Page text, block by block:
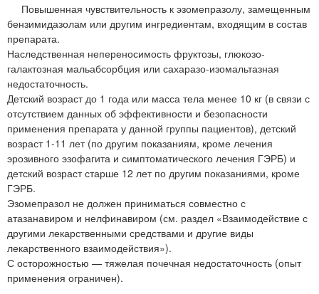
Повышенная чувствительность к эзомепразолу, замещенным
бензимидазолам или другим ингредиентам, входящим в состав
препарата.
Наследственная непереносимость фруктозы, глюкозо-
галактозная мальабсорбция или сахаразо-изомальтазная
недостаточность.
Детский возраст до 1 года или масса тела менее 10 кг (в связи с
отсутствием данных об эффективности и безопасности
применения препарата у данной группы пациентов), детский
возраст 1-11 лет (по другим показаниям, кроме лечения
эрозивного эзофагита и симптоматического лечения ГЭРБ) и
детский возраст старше 12 лет по другим показаниями, кроме
ГЭРБ.
Эзомепразол не должен приниматься совместно с
атазанавиром и нелфинавиром (см. раздел «Взаимодействие с
другими лекарственными средствами и другие виды
лекарственного взаимодействия»).
С осторожностью — тяжелая почечная недостаточность (опыт
применения ограничен).